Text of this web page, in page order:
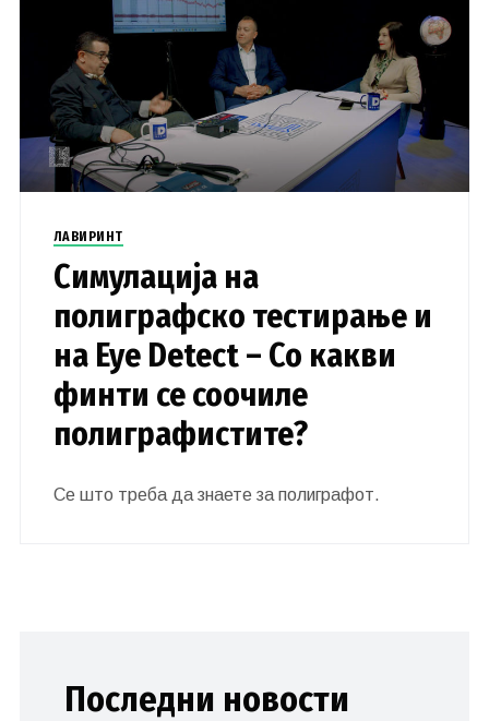
ЛАВИРИНТ
Симулација на
полиграфско тестирање и
на Eye Detect – Со какви
финти се соочиле
полиграфистите?
Се што треба да знаете за полиграфот.
Последни новости